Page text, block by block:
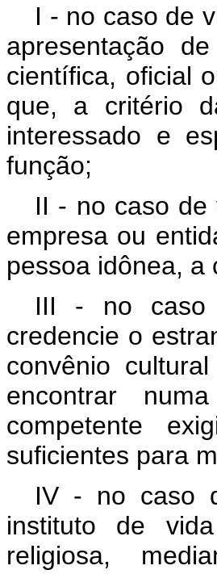
I - no caso de
apresentação
científica, oficial
que, a critério
interessado e
função;
II - no caso de
empresa ou
pessoa idônea, a
III - no caso
credencie o
convênio
encontrar
competente
suficientes para
IV - no caso
instituto de
religiosa,